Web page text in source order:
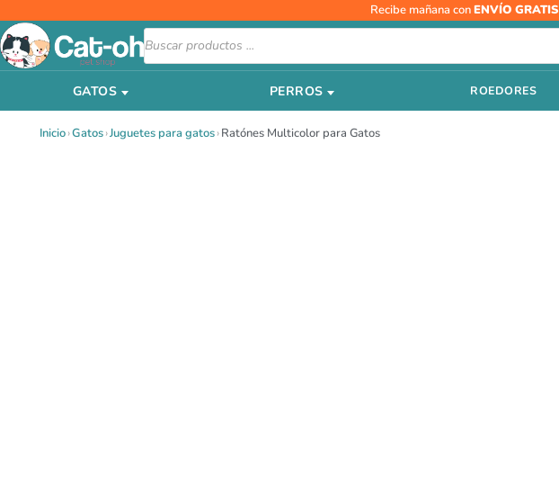
al
contenido
Recibe mañana conENVÍO GRATIS
Búsqueda
de
productos
GATOS PERROS ROEDORES
Inicio›Gatos›Juguetes para gatos›Ratónes Multicolor para Gatos